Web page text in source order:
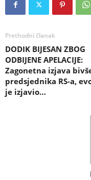
Prethodni članak
DODIK BIJESAN ZBOG
ODBIJENE APELACIJE:
Zagonetna izjava
predsjednika RS-a,
je izjavio…